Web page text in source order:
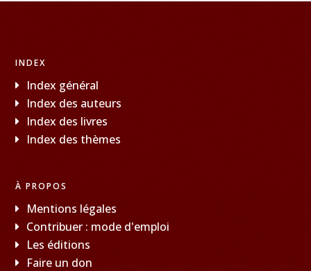
INDEX
Index général
Index des auteurs
Index des livres
Index des thèmes
À PROPOS
Mentions légales
Contribuer : mode d'emploi
Les éditions
Faire un don